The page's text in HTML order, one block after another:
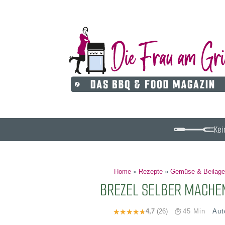
Home» Rezepte» Gemüse &
BREZEL SELBER
4,7 (26) 45 Min